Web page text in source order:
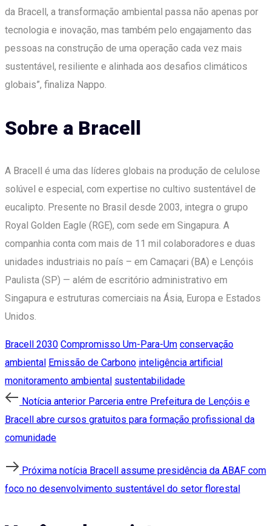
da Bracell, a transformação ambiental passa não apenas por
tecnologia e inovação, mas também pelo engajamento das
pessoas na construção de uma operação cada vez mais
sustentável, resiliente e alinhada aos desafios climáticos
globais”, finaliza Nappo.
Sobre a Bracell
A Bracell é uma das líderes globais na produção de celulose
solúvel e especial, com expertise no cultivo sustentável de
eucalipto. Presente no Brasil desde 2003, integra o grupo
Royal Golden Eagle (RGE), com sede em Singapura. A
companhia conta com mais de 11 mil colaboradores e duas
unidades industriais no país – em Camaçari (BA) e Lençóis
Paulista (SP) — além de escritório administrativo em
Singapura e estruturas comerciais na Ásia, Europa e Estados
Unidos.
Bracell 2030 Compromisso Um-Para-Um conservação
ambiental Emissão de Carbono inteligência artificial
monitoramento ambiental sustentabilidade
Post
navigation
Notícia
anterior
Notícia anterior Parceria entre Prefeitura de Lençóis e
Bracell abre cursos gratuitos para formação profissional da
comunidade
Próxima
notícia
Próxima notícia Bracell assume presidência da ABAF com
foco no desenvolvimento sustentável do setor florestal